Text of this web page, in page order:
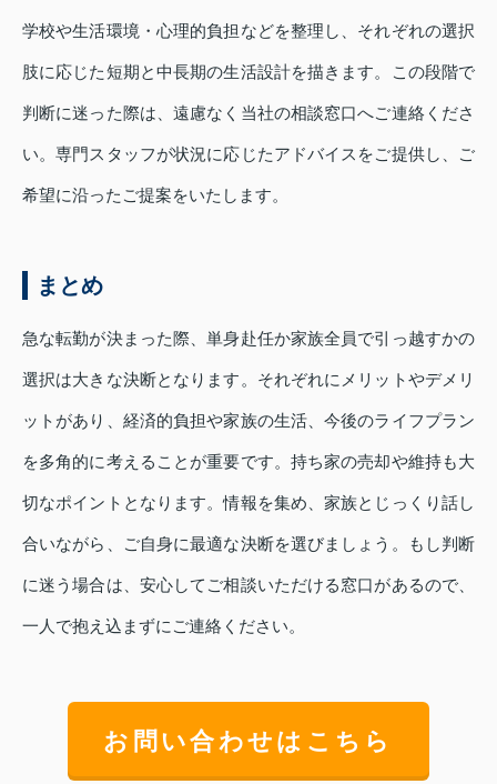
学校や生活環境・心理的負担などを整理し、それぞれの選択
肢に応じた短期と中長期の生活設計を描きます。この段階で
判断に迷った際は、遠慮なく当社の相談窓口へご連絡くださ
い。専門スタッフが状況に応じたアドバイスをご提供し、ご
希望に沿ったご提案をいたします。
まとめ
急な転勤が決まった際、単身赴任か家族全員で引っ越すかの
選択は大きな決断となります。それぞれにメリットやデメリ
ットがあり、経済的負担や家族の生活、今後のライフプラン
を多角的に考えることが重要です。持ち家の売却や維持も大
切なポイントとなります。情報を集め、家族とじっくり話し
合いながら、ご自身に最適な決断を選びましょう。もし判断
に迷う場合は、安心してご相談いただける窓口があるので、
一人で抱え込まずにご連絡ください。
お問い合わせはこちら